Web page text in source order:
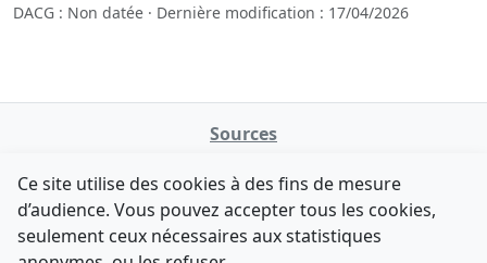
DACG : Non datée · Dernière modification : 17/04/2026
Sources
data.gouv.fr
Legifrance - API
Comment avez-vous découvert NATINFo ?
Ce site utilise des cookies à des fins de mesure
d’audience. Vous pouvez accepter tous les cookies,
seulement ceux nécessaires aux statistiques